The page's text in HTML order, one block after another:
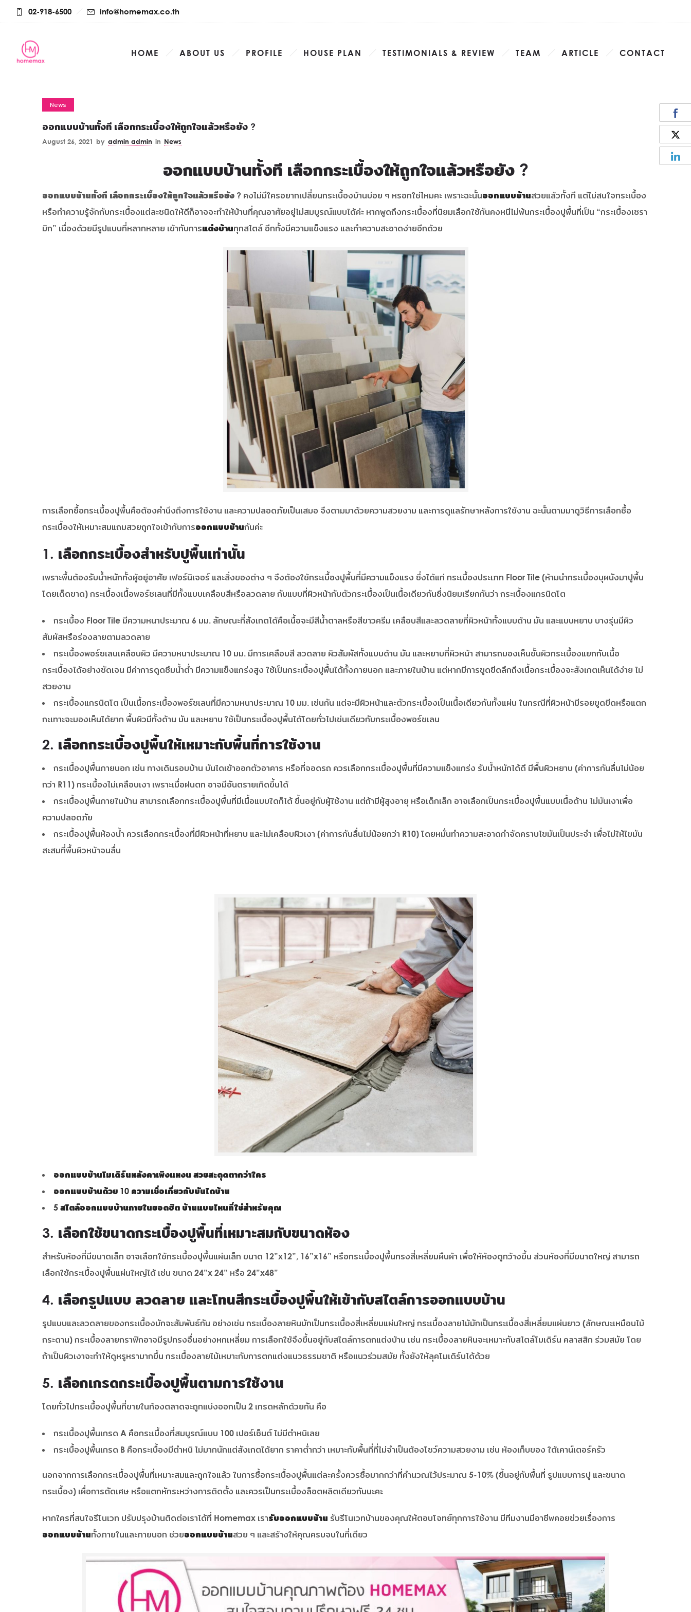
02-918-6500 info@homemax.co.th
HOME ABOUT US PROFILE HOUSE PLAN TESTIMONIALS & REVIEW TEAM ARTICLE CONTACT
News
ออกแบบบ้านทั้งที เลือกกระเบื้องให้ถูกใจแล้วหรือยัง ?
August 26, 2021 by admin admin in News
ออกแบบบ้านทั้งที เลือกกระเบื้องให้ถูกใจแล้วหรือยัง ?
ออกแบบบ้านทั้งที เลือกกระเบื้องให้ถูกใจแล้วหรือยัง ? คงไม่มีใครอยากเปลี่ยนกระเบื้องบ้านบ่อย ๆ หรอกใช่ไหมคะ เพราะฉะนั้นออกแบบบ้านสวยแล้วทั้งที แต่ไม่สนใจกระเบื้อง
หรือทำความรู้จักกับกระเบื้องแต่ละชนิดให้ดีก็อาจจะทำให้บ้านที่คุณอาศัยอยู่ไม่สมบูรณ์แบบได้ค่ะ หากพูดถึงกระเบื้องที่นิยมเลือกใช้กันคงหนีไม่พ้นกระเบื้องปูพื้นที่เป็น “กระเบื้องเซรา
มิก” เนื่องด้วยมีรูปแบบที่หลากหลาย เข้ากับการแต่งบ้านทุกสไตล์ อีกทั้งมีความแข็งแรง และทำความสะอาดง่ายอีกด้วย
การเลือกซื้อกระเบื้องปูพื้นคือต้องคำนึงถึงการใช้งาน และความปลอดภัยเป็นเสมอ จึงตามมาด้วยความสวยงาม และการดูแลรักษาหลังการใช้งาน ฉะนั้นตามมาดูวิธีการเลือกซื้อ
กระเบื้องให้เหมาะสมแถมสวยถูกใจเข้ากับการออกแบบบ้านกันค่ะ
1. เลือกกระเบื้องสำหรับปูพื้นเท่านั้น
เพราะพื้นต้องรับน้ำหนักทั้งผู้อยู่อาศัย เฟอร์นิเจอร์ และสิ่งของต่าง ๆ จึงต้องใช้กระเบื้องปูพื้นที่มีความแข็งแรง ซึ่งได้แก่ กระเบื้องประเภท Floor Tile (ห้ามนำกระเบื้องบุผนังมาปูพื้น
โดยเด็ดขาด) กระเบื้องเนื้อพอร์ชเลนที่มีทั้งแบบเคลือบสีหรือลวดลาย กับแบบที่ผิวหน้ากับตัวกระเบื้องเป็นเนื้อเดียวกันซึ่งนิยมเรียกกันว่า กระเบื้องแกรนิตโต
กระเบื้อง Floor Tile มีความหนาประมาณ 6 มม. ลักษณะที่สังเกตได้คือเนื้อจะมีสีน้ำตาลหรือสีขาวครีม เคลือบสีและลวดลายที่ผิวหน้าทั้งแบบด้าน มัน และแบบหยาบ บางรุ่นมีผิว
สัมผัสหรือร่องลายตามลวดลาย
กระเบื้องพอร์ซเลนเคลือบผิว มีความหนาประมาณ 10 มม. มีการเคลือบสี ลวดลาย ผิวสัมผัสทั้งแบบด้าน มัน และหยาบที่ผิวหน้า สามารถมองเห็นชั้นผิวกระเบื้องแยกกับเนื้อ
กระเบื้องได้อย่างชัดเจน มีค่าการดูดซึมน้ำต่ำ มีความแข็งแกร่งสูง ใช้เป็นกระเบื้องปูพื้นได้ทั้งภายนอก และภายในบ้าน แต่หากมีการขูดขีดลึกถึงเนื้อกระเบื้องจะสังเกตเห็นได้ง่าย ไม่
สวยงาม
กระเบื้องแกรนิตโต เป็นเนื้อกระเบื้องพอร์ชเลนที่มีความหนาประมาณ 10 มม. เช่นกัน แต่จะมีผิวหน้าและตัวกระเบื้องเป็นเนื้อเดียวกันทั้งแผ่น ในกรณีที่ผิวหน้ามีรอยขูดขีดหรือแตก
กะเทาะจะมองเห็นได้ยาก พื้นผิวมีทั้งด้าน มัน และหยาบ ใช้เป็นกระเบื้องปูพื้นได้โดยทั่วไปเช่นเดียวกับกระเบื้องพอร์ชเลน
2. เลือกกระเบื้องปูพื้นให้เหมาะกับพื้นที่การใช้งาน
กระเบื้องปูพื้นภายนอก เช่น ทางเดินรอบบ้าน บันไดเข้าออกตัวอาคาร หรือที่จอดรถ ควรเลือกกระเบื้องปูพื้นที่มีความแข็งแกร่ง รับน้ำหนักได้ดี มีพื้นผิวหยาบ (ค่าการกันลื่นไม่น้อย
กว่า R11) กระเบื้องไม่เคลือบเงา เพราะเมื่อฝนตก อาจมีอันตรายเกิดขึ้นได้
กระเบื้องปูพื้นภายในบ้าน สามารถเลือกกระเบื้องปูพื้นที่มีเนื้อแบบใดก็ได้ ขึ้นอยู่กับผู้ใช้งาน แต่ถ้ามีผู้สูงอายุ หรือเด็กเล็ก อาจเลือกเป็นกระเบื้องปูพื้นแบบเนื้อด้าน ไม่มันเงาเพื่อ
ความปลอดภัย
กระเบื้องปูพื้นห้องน้ำ ควรเลือกกระเบื้องที่มีผิวหน้าที่หยาบ และไม่เคลือบผิวเงา (ค่าการกันลื่นไม่น้อยกว่า R10) โดยหมั่นทำความสะอาดกำจัดคราบไขมันเป็นประจำ เพื่อไม่ให้ไขมัน
สะสมที่พื้นผิวหน้าจนลื่น
ออกแบบบ้านโมเดิร์นหลังคาเพิงแหงน สวยสะดุดตากว่าใคร
ออกแบบบ้านด้วย 10 ความเชื่อเกี่ยวกับบันไดบ้าน
5 สไตล์ออกแบบบ้านภายในยอดฮิต บ้านแบบไหนที่ใช่สำหรับคุณ
3. เลือกใช้ขนาดกระเบื้องปูพื้นที่เหมาะสมกับขนาดห้อง
สำหรับห้องที่มีขนาดเล็ก อาจเลือกใช้กระเบื้องปูพื้นแผ่นเล็ก ขนาด 12”x12”, 16”x16” หรือกระเบื้องปูพื้นทรงสี่เหลี่ยมผืนผ้า เพื่อให้ห้องดูกว้างขึ้น ส่วนห้องที่มีขนาดใหญ่ สามารถ
เลือกใช้กระเบื้องปูพื้นแผ่นใหญ่ได้ เช่น ขนาด 24”x 24” หรือ 24”x48”
4. เลือกรูปแบบ ลวดลาย และโทนสีกระเบื้องปูพื้นให้เข้ากับสไตล์การออกแบบบ้าน
รูปแบบและลวดลายของกระเบื้องมักจะสัมพันธ์กัน อย่างเช่น กระเบื้องลายหินมักเป็นกระเบื้องสี่เหลี่ยมแผ่นใหญ่ กระเบื้องลายไม้มักเป็นกระเบื้องสี่เหลี่ยมแผ่นยาว (ลักษณะเหมือนไม้
กระดาน) กระเบื้องลายกราฟิกอาจมีรูปทรงอื่นอย่างหกเหลี่ยม การเลือกใช้จึงขึ้นอยู่กับสไตล์การตกแต่งบ้าน เช่น กระเบื้องลายหินจะเหมาะกับสไตล์โมเดิร์น คลาสสิก ร่วมสมัย โดย
ถ้าเป็นผิวเงาจะทำให้ดูหรูหรามากขึ้น กระเบื้องลายไม้เหมาะกับการตกแต่งแนวธรรมชาติ หรือแนวร่วมสมัย ทั้งยังให้ลุคโมเดิร์นได้ด้วย
5. เลือกเกรดกระเบื้องปูพื้นตามการใช้งาน
โดยทั่วไปกระเบื้องปูพื้นที่ขายในท้องตลาดจะถูกแบ่งออกเป็น 2 เกรดหลักด้วยกัน คือ
กระเบื้องปูพื้นเกรด A คือกระเบื้องที่สมบูรณ์แบบ 100 เปอร์เซ็นต์ ไม่มีตำหนิเลย
กระเบื้องปูพื้นเกรด B คือกระเบื้องมีตำหนิ ไม่มากนักแต่สังเกตได้ยาก ราคาต่ำกว่า เหมาะกับพื้นที่ที่ไม่จำเป็นต้องโชว์ความสวยงาม เช่น ห้องเก็บของ ใต้เคาน์เตอร์ครัว
นอกจากการเลือกกระเบื้องปูพื้นที่เหมาะสมและถูกใจแล้ว ในการซื้อกระเบื้องปูพื้นแต่ละครั้งควรซื้อมากกว่าที่คำนวณไว้ประมาณ 5-10% (ขึ้นอยู่กับพื้นที่ รูปแบบการปู และขนาด
กระเบื้อง) เผื่อการตัดเศษ หรือแตกหักระหว่างการติดตั้ง และควรเป็นกระเบื้องล็อตผลิตเดียวกันนะคะ
หากใครที่สนใจรีโนเวท ปรับปรุงบ้านติดต่อเราได้ที่ Homemax เรารับออกแบบบ้าน รับรีโนเวทบ้านของคุณให้ตอบโจทย์ทุกการใช้งาน มีทีมงานมีอาชีพคอยช่วยเรื่องการ
ออกแบบบ้านทั้งภายในและภายนอก ช่วยออกแบบบ้านสวย ๆ และสร้างให้คุณครบจบในที่เดียว